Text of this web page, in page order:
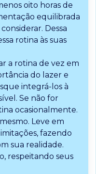
oito horas de
equilibrada
Dessa
rotina às suas
a rotina de vez em
do lazer e
integrá-los à
Se não for
ocasionalmente.
Leve em
fazendo
sua realidade.
respeitando seus